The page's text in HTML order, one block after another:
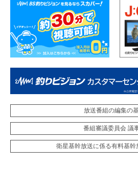
放送番組の編集の
番組審議委員会 議
衛星基幹放送に係る有料基幹